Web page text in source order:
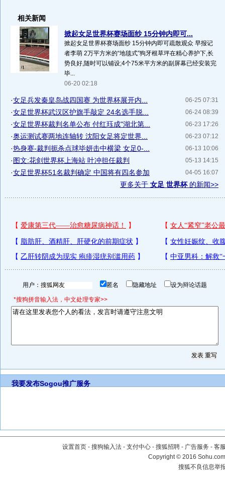
相关新闻
掀起女足世界杯赛场面纱 15分钟内即可...
掀起女足世界杯赛场面纱 15分钟内即可疏散观众 早报记
者李萌 2万平方米的“地毯式”狗牙根草坪在精心养护下,长
势良好,随时可以铺设;4个75米平方米的副屏幕已经安装完
毕...
06-20 02:18
06-25 07:31
·女足兵发秦皇岛战四国赛 为世界杯展开内...
06-24 08:39
·女足世界杯武汉区护旗手敲定 24名选手脱...
06-23 17:26
·女足世界杯裁判名单公布 付红珏成"湖北第...
06-23 07:12
·奥运测试赛两地连轴转 沈阳女足将定世界...
06-13 10:06
·热身赛-裁判扼杀点球毕妍击中横梁 女足0-...
05-13 14:15
·图文:花剑世界杯上海站 叶冲担任裁判
04-05 16:07
·女足世界杯51名裁判确定 中国将有四名参加
更多关于 女足 世界杯的新闻>>
用户： 匿名 隐藏地址 设为辩论话题
*搜狗拼音输入法，中文处理专家>>
我要发布Sogou推广服务
设置首页 - 搜狗输入法 - 支付中心 - 搜狐招聘 - 广告服务 - 客
Copyright©2016
搜狐不良信息举